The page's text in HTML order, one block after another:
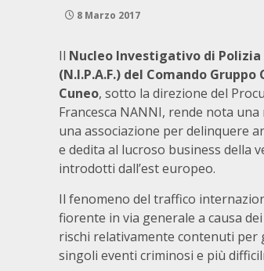
8 Marzo 2017
Il Nucleo Investigativo di
(N.I.P.A.F.) del Comando
Cuneo, sotto la direzione del
Francesca NANNI, rende nota
una associazione per delinquere
e dedita al lucroso business della
introdotti dall’est europeo.
Il fenomeno del traffico
fiorente in via generale a causa
rischi relativamente contenuti per
singoli eventi criminosi e più